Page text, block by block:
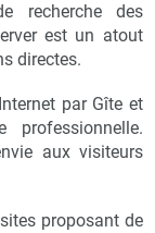
recherche des
est un atout
directes.
par Gîte et
aux visiteurs
proposant de